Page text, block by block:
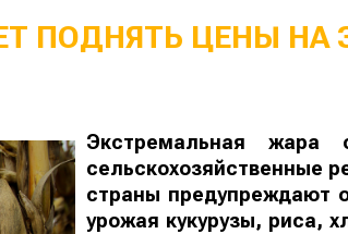
ПОДНЯТЬ ЦЕНЫ НА
Экстремальная жара
сельскохозяйственные
страны предупреждают
урожая кукурузы, риса,